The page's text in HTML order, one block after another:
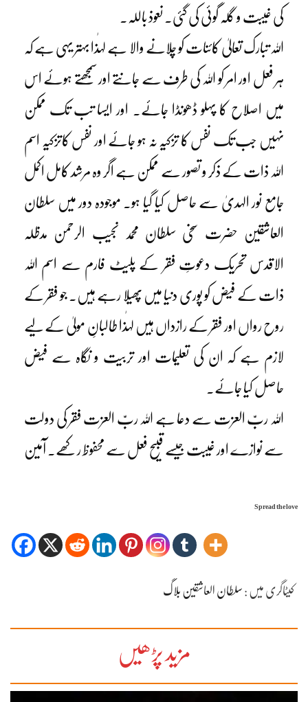
کی غیبت و گلہ گوئی کی گئی۔ نعوذ باللہ۔
اللہ تبارک تعالیٰ کائنات کو چلانے والا ہے لہٰذا بہتر یہی ہے کہ
ہر فعل اور امر کو اللہ کی طرف سے جانتے اور سمجھتے ہوئے اس
میں اصلاح کا پہلو ڈھونڈا جائے۔ اور ایسا تب تک ممکن
نہیں جب تک نفس کا تزکیہ نہ ہو جائے اور نفس کاتزکیہ اسم
اللہ ذات کے ذکر و تصور سے ممکن ہے اگر وہ مرشد کامل اکمل
جامع نور الہدیٰ سے حاصل کیا گیا ہو۔ موجودہ دور میں سلطان
العاشقین حضرت سخی سلطان محمد نجیب الرحمن مدظلہ
الاقدس تحریک دعوتِ فقر کے پلیٹ فارم سے اسم اللہ
ذات کے فیض کو پوری دنیا میں پھیلا رہے ہیں۔ جو فقر کے
روح رواں اور فقر کے رازداں ہیں لہٰذا طالبانِ مولیٰ کے لیے
لازم ہے کہ ان کی تعلیمات اور تربیت و نگاہ سے فیض
حاصل کیا جائے۔
اللہ ربّ العزت سے دعا ہے اللہ ربّ العزت فقر کی دولت
سے نوازے اور غیبت جیسے قبیح فعل سے محفوظ رکھے۔ آمین
Spread the love
کیٹاگری میں : سلطان العاشقین بلاگ
مزید پڑھیں